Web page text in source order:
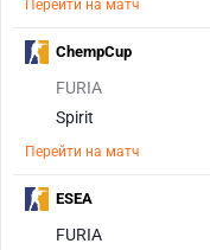
Перейти на матч
FURIA
Spirit
Перейти на матч
ChempCup
FURIA
ESEA